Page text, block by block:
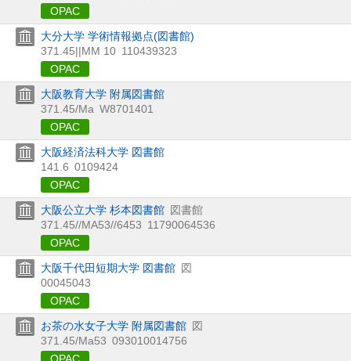
OPAC
大分大学 学術情報拠点(図書館)
371.45||MM 10 110439323
OPAC
大阪教育大学 附属図書館
371.45/Ma W8701401
OPAC
大阪経済法科大学 図書館
141.6 0109424
OPAC
大阪公立大学 杉本図書館 図書館
371.45//MA53//6453 11790064536
OPAC
大阪千代田短期大学 図書館 図
00045043
OPAC
お茶の水女子大学 附属図書館 図
371.45/Ma53 093010014756
OPAC